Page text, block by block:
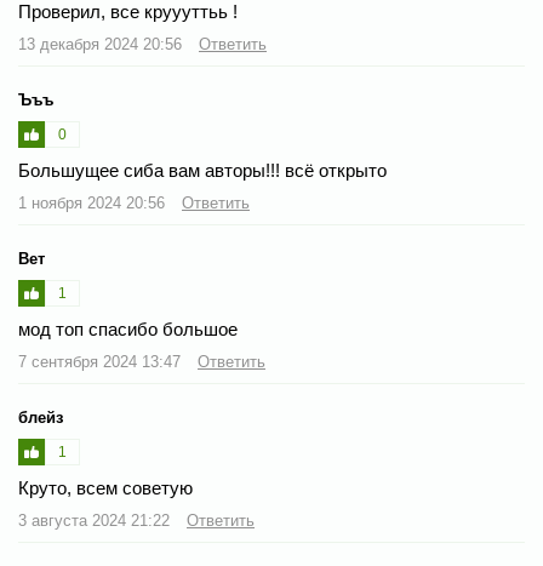
Проверил, все круууттьь !
13 декабря 2024 20:56 Ответить
Ъъъ
0
Большущее сиба вам авторы!!! всё открыто
1 ноября 2024 20:56 Ответить
Вет
1
мод топ спасибо большое
7 сентября 2024 13:47 Ответить
блейз
1
Круто, всем советую
3 августа 2024 21:22 Ответить